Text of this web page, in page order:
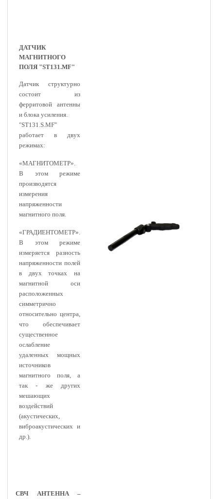
ДАТЧИК
МАГНИТНОГО
ПОЛЯ "ST131.MF"
Датчик структурно
состоит из
ферритовой антенны
и блока усиления.
"ST131.S.MF"
работает в двух
режимах:
«МАГНИТОМЕТР».
В этом режиме
производятся
измерения
напряженности
магнитного поля.
«ГРАДИЕНТОМЕТР».
В этом режиме
измеряется разность
напряженности полей
в двух точках на
магнитной оси
расположенных
симметрично
относительно центра,
что обеспечивает
существенное
ослабление
удаленных мощных
источников
магнитного поля, а
так - же других
мешающих
воздействий
(акустических,
виброакустических и
др.).
СВЧ АНТЕННА –